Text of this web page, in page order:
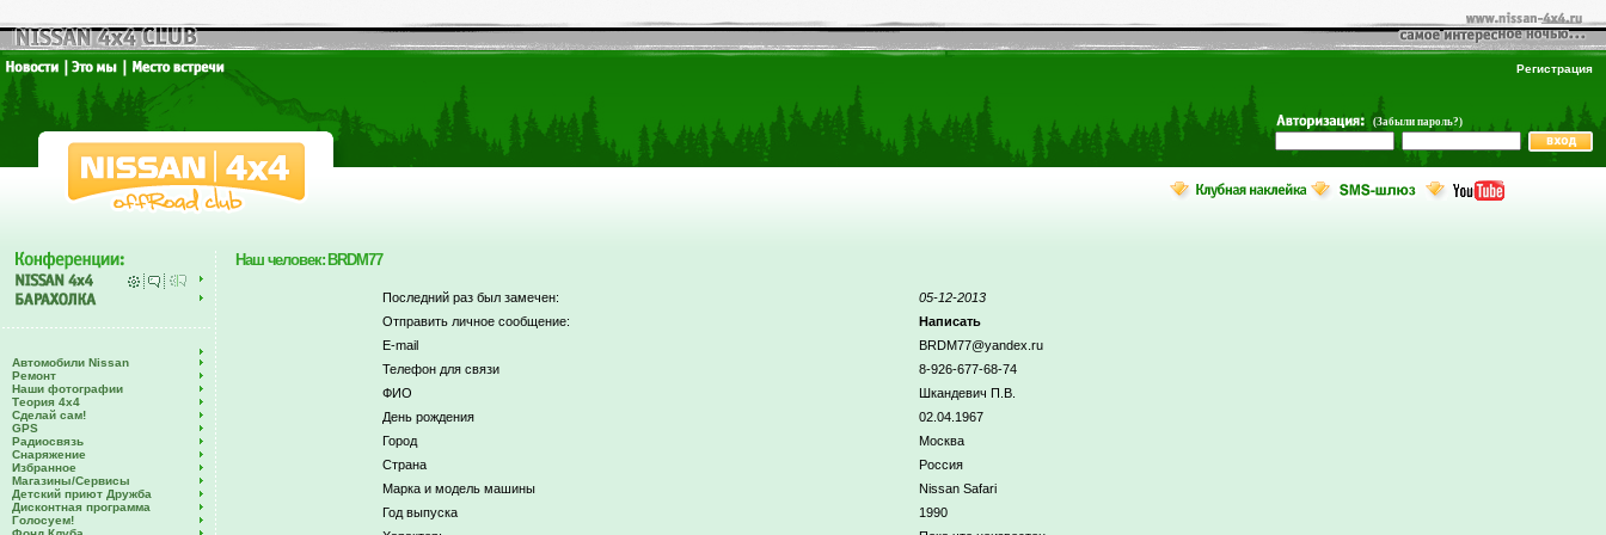
Регистрация
(Забыли пароль?)
Автомобили Nissan
Ремонт
Наши фотографии
Теория 4х4
Сделай сам!
GPS
Радиосвязь
Снаряжение
Избранное
Магазины/Сервисы
Детский приют Дружба
Дисконтная программа
Голосуем!
Наш человек: BRDM77
Последний раз был замечен:
05-12-2013
Отправить личное сообщение:
Написать
E-mail
BRDM77@yandex.ru
Телефон для связи
8-926-677-68-74
ФИО
Шкандевич П.В.
День рождения
02.04.1967
Город
Москва
Страна
Россия
Марка и модель машины
Nissan Safari
Год выпуска
1990